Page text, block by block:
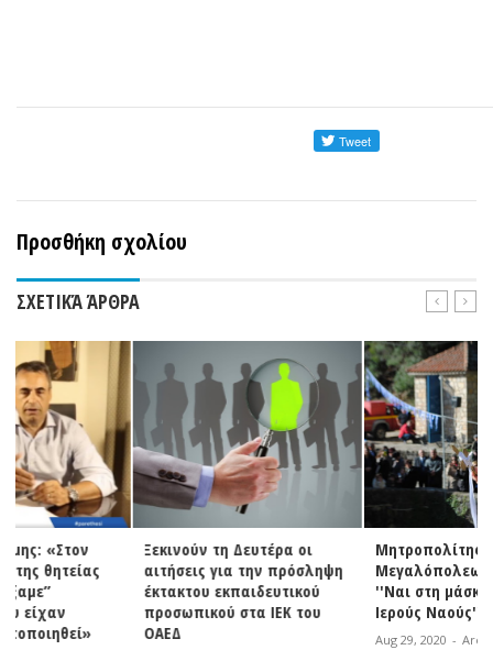
Προσθήκη σχολίου
ΣΧΕΤΙΚΆ ΆΡΘΡΑ
Ξεκινούν τη Δευτέρα οι
αιτήσεις για την πρόσληψη
έκτακτου εκπαιδευτικού
προσωπικού στα ΙΕΚ του
ΟΑΕΔ
Μητροπολίτης Γόρτυνος και
Μεγαλόπολεως Ιερεμίας:
''Ναι στη μάσκα στους
Ιερούς Ναούς''
ArcadiaSpot.gr